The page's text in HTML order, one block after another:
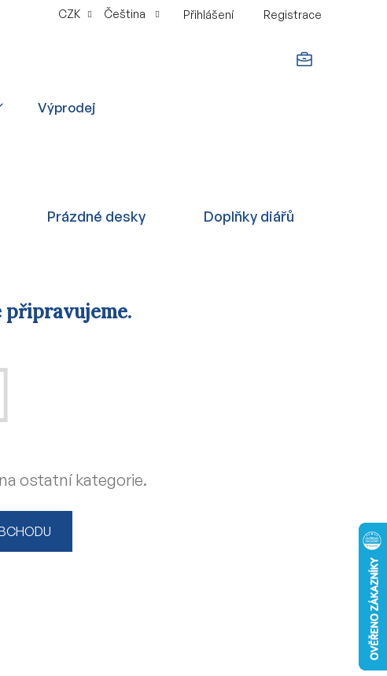
CZK Čeština Přihlášení Registrace
Výprodej
Prázdné desky Doplňky diářů
ostatní kategorie.